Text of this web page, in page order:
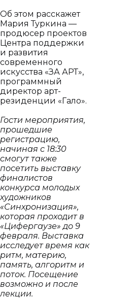
Об этом расскажет
Мария Туркина —
продюсер проектов
Центра поддержки
и развития
современного
искусства «ЗА АРТ»,
программный
директор арт-
резиденции «Гало».
Гости мероприятия,
прошедшие
регистрацию,
начиная с 18:30
смогут также
посетить выставку
финалистов
конкурса молодых
художников
«Синхронизация»,
которая проходит в
«Цифергаузе» до 9
февраля. Выставка
исследует время как
ритм, материю,
память, алгоритм и
поток. Посещение
возможно и после
лекции.